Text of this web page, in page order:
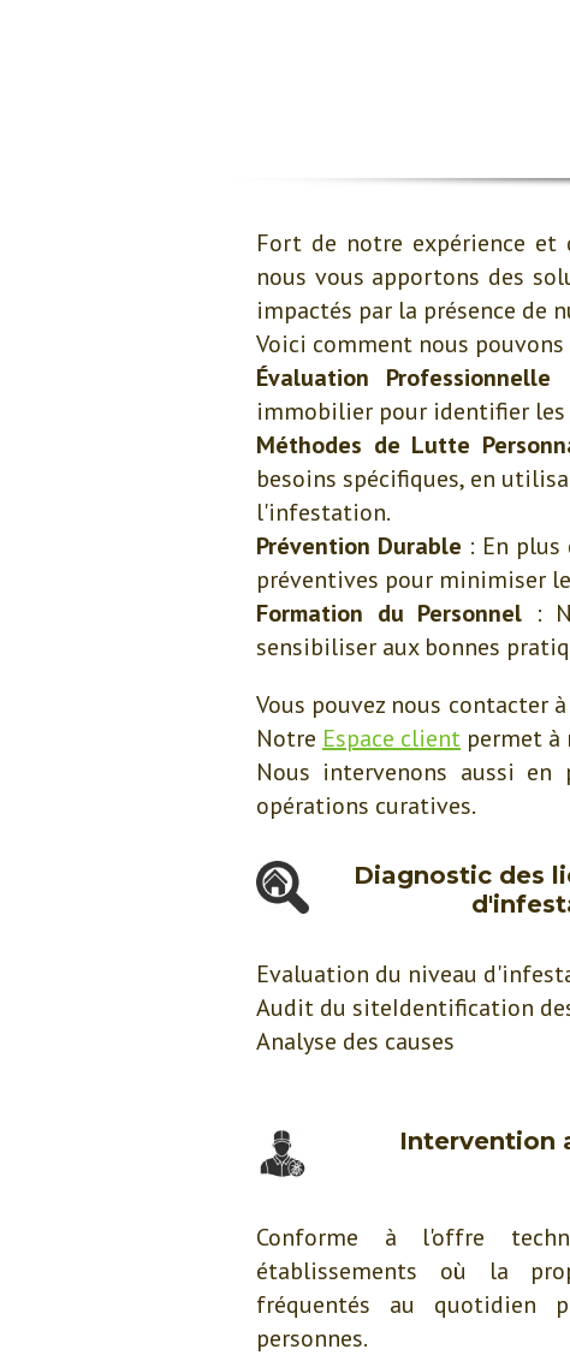
Fort de notre expérience et
nous vous apportons des
impactés par la présence de
Voici comment nous pouvons
Évaluation Professionnelle
immobilier pour identifier
Méthodes de Lutte
besoins spécifiques, en
l'infestation.
Prévention Durable : En
préventives pour minimiser
Formation du Personnel :
sensibiliser aux bonnes
Vous pouvez nous contacter
Notre Espace client permet à
Nous intervenons aussi
opérations curatives.
Diagnostic des
Evaluation du niveau
Audit du siteIdentification
Analyse des causes
Intervention
Conforme à l'offre
établissements où la
fréquentés au quotidien
personnes.